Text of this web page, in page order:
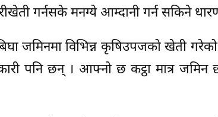
गर्नसके मनग्ये आम्दानी गर्न सकिने
जमिनमा विभिन्न कृषिउपजको खेती
पनि छन् । आफ्नो छ कट्ठा मात्र जमिन